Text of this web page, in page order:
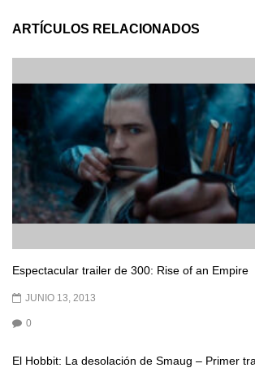
ARTÍCULOS RELACIONADOS
Espectacular trailer de 300: Rise of an Empire
JUNIO 13, 2013
0
El Hobbit: La desolación de Smaug – Primer